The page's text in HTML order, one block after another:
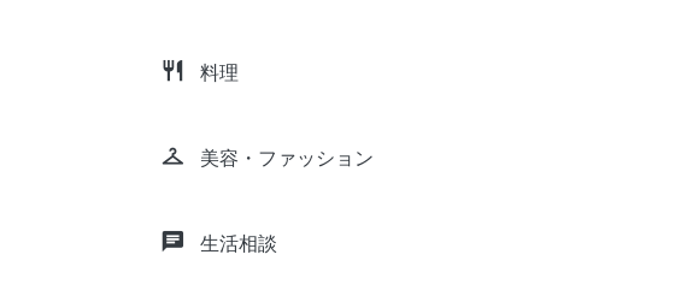
restaurant 料理
checkroom 美容・ファッション
chat 生活相談